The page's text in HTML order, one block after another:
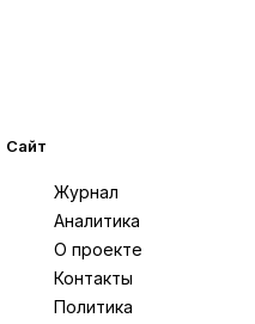
Сайт
Журнал
Аналитика
О проекте
Контакты
Политика